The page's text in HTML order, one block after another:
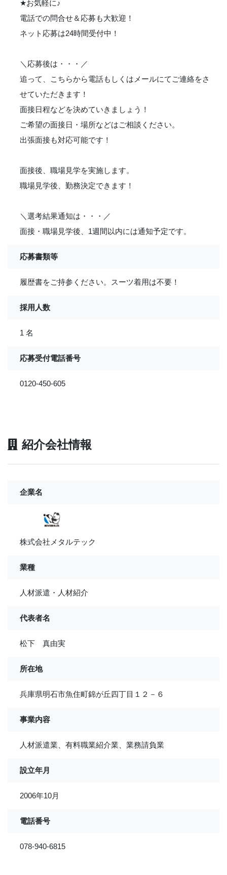
★お気軽に♪
電話での問合せ＆応募も大歓迎！
ネット応募は24時間受付中！
＼応募後は・・・／
追って、こちらから電話もしくはメールにてご連絡をさ
せていただきます！
面接日程などを決めていきましょう！
ご希望の面接日・場所などはご相談ください。
出張面接も対応可能です！
面接後、職場見学を実施します。
職場見学後、勤務決定できます！
＼選考結果通知は・・・／
面接・職場見学後、1週間以内には通知予定です。
応募書類等
履歴書をご持参ください。スーツ着用は不要！
採用人数
1 名
応募受付電話番号
0120-450-605
紹介会社情報
企業名
株式会社メタルテック
業種
人材派遣・人材紹介
代表者名
松下 真由実
所在地
兵庫県明石市魚住町錦が丘四丁目１２－６
事業内容
人材派遣業、有料職業紹介業、業務請負業
設立年月
2006年10月
電話番号
078-940-6815